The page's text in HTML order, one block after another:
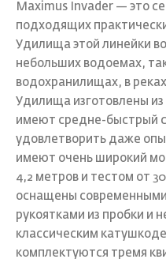
Maximus Invader — это
подходящих
Удилища этой линейки
небольших водоемах,
водохранилищах, в
Удилища изготовлены
имеют средне-быстрый
удовлетворить даже
имеют очень широкий
4,2 метров и тестом от
оснащены
рукоятками из пробки и
классическим
комплектуются тремя